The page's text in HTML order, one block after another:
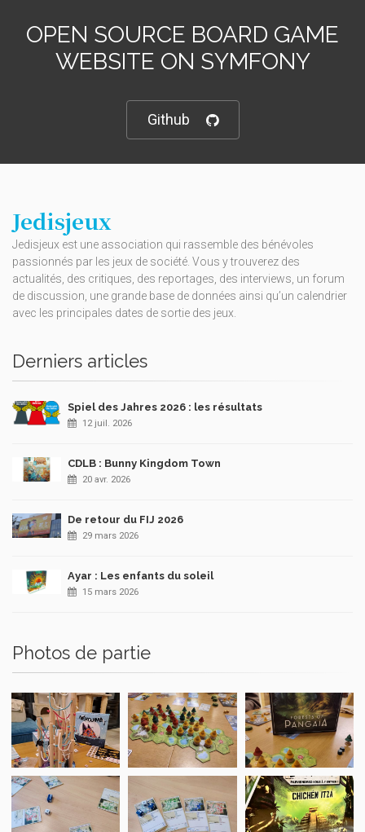
OPEN SOURCE BOARD GAME
WEBSITE ON SYMFONY
Github
Jedisjeux
Jedisjeux est une association qui rassemble des bénévoles
passionnés par les jeux de société. Vous y trouverez des
actualités, des critiques, des reportages, des interviews, un forum
de discussion, une grande base de données ainsi qu’un calendrier
avec les principales dates de sortie des jeux.
Derniers articles
Spiel des Jahres 2026 : les résultats
12 juil. 2026
CDLB : Bunny Kingdom Town
20 avr. 2026
De retour du FIJ 2026
29 mars 2026
Ayar : Les enfants du soleil
15 mars 2026
Photos de partie